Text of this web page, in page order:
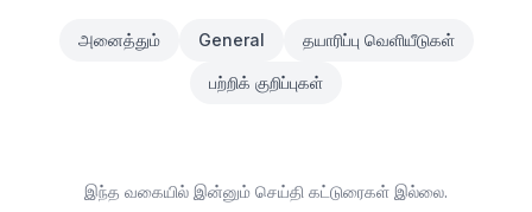
அனைத்தும் General தயாரிப்பு வெளியீடுகள்
பற்றிக் குறிப்புகள்
இந்த வகையில் இன்னும் செய்தி கட்டுரைகள் இல்லை.